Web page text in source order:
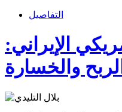
التفاصيل
الإيراني:
والخسارة